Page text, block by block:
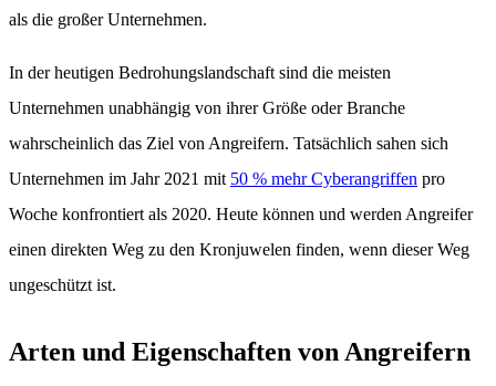
als die großer Unternehmen.
In der heutigen Bedrohungslandschaft sind die meisten
Unternehmen unabhängig von ihrer Größe oder Branche
wahrscheinlich das Ziel von Angreifern. Tatsächlich sahen sich
Unternehmen im Jahr 2021 mit 50 % mehr Cyberangriffen pro
Woche konfrontiert als 2020. Heute können und werden Angreifer
einen direkten Weg zu den Kronjuwelen finden, wenn dieser Weg
ungeschützt ist.
Arten und Eigenschaften von Angreifern